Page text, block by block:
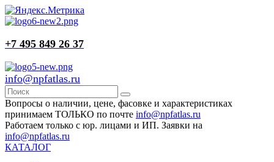
+7 495 849 26 37
info@npfatlas.ru
Вопросы о наличии, цене, фасовке и характеристиках
принимаем ТОЛЬКО по почте info@npfatlas.ru
Работаем только с юр. лицами и ИП. Заявки на
info@npfatlas.ru
КАТАЛОГ